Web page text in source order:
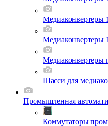
Медиаконвертеры
Медиаконвертеры
Шасси для
Промышленная
Коммутаторы